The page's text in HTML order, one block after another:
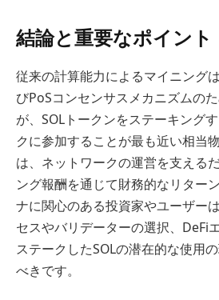
結論と重要なポイント
従来の計算能力によるマイニング
びPoSコンセンサスメカニズムの
が、SOLトークンをステーキング
クに参加することが最も近い相当
は、ネットワークの運営を支える
ング報酬を通じて財務的なリター
ナに関心のある投資家やユーザー
セスやバリデーターの選択、DeFi
ステークしたSOLの潜在的な使用
べきです。